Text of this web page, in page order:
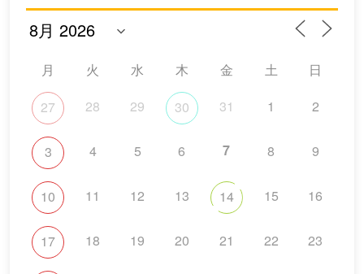
月 火 水 木 金 土 日
27 28 29 30 31 1 2
3 4 5 6 7 8 9
10 11 12 13 14 15 16
17 18 19 20 21 22 23